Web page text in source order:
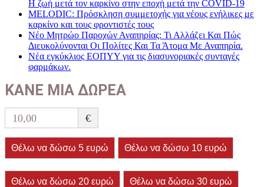
Η ζωή μετά τον καρκίνο στην εποχή μετά την COVID-19
MELODIC: Πρόσκληση συμμετοχής για νέους ενήλικες με
καρκίνο και τους φροντιστές τους
Νέο Μητρώο Παροχών Αναπηρίας: Τι Αλλάζει Και Πώς
Διευκολύνονται Οι Πολίτες Και Τα Άτομα Με Αναπηρία.
Νέα εγκύκλιος ΕΟΠΥΥ για τις διασυνοριακές συνταγές
φαρμάκων.
ΚΑΝΕ ΜΙΑ ΔΩΡΕΑ
10,00 €
Θέλω να δώσω 5 ευρώ Θέλω να δώσω 10 ευρώ
Θέλω να δώσω 20 ευρώ Θέλω να δώσω 30 ευρώ